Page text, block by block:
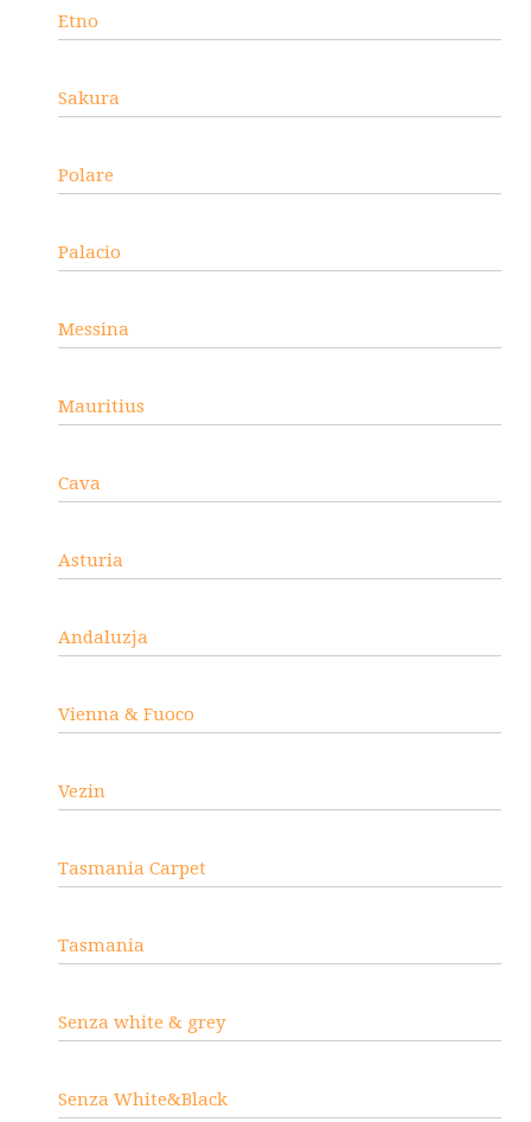
Etno
Sakura
Polare
Palacio
Messina
Mauritius
Cava
Asturia
Andaluzja
Vienna & Fuoco
Vezin
Tasmania Carpet
Tasmania
Senza white & grey
Senza White&Black